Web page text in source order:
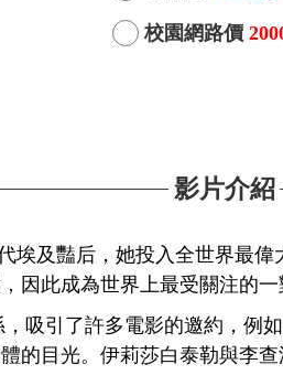
校園網路價
影片介紹
埃及豔后，她投入全世界最
因此成為世界上最受關注的一
引了許多電影的邀約，例
的目光。伊莉莎白泰勒與李